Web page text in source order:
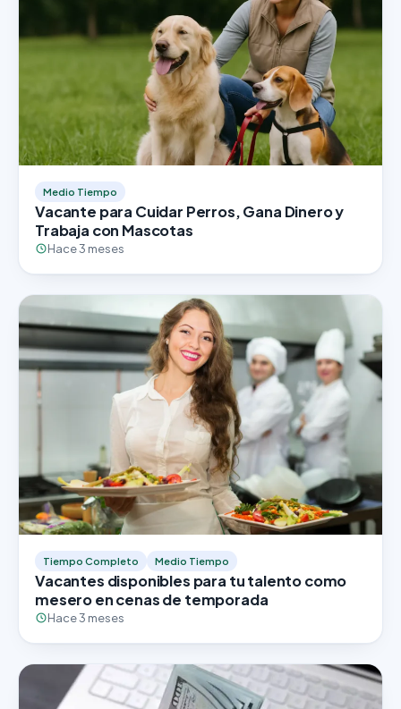
Medio Tiempo
Vacante para Cuidar Perros, Gana Dinero y
Trabaja con Mascotas
Hace 3 meses
Tiempo Completo Medio Tiempo
Vacantes disponibles para tu talento como
mesero en cenas de temporada
Hace 3 meses